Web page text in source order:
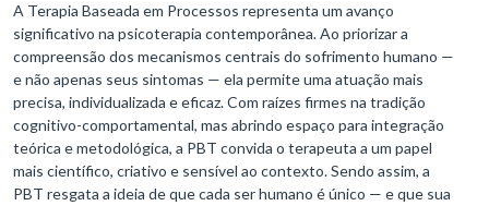
A Terapia Baseada em Processos representa um avanço
significativo na psicoterapia contemporânea. Ao priorizar a
compreensão dos mecanismos centrais do sofrimento humano —
e não apenas seus sintomas — ela permite uma atuação mais
precisa, individualizada e eficaz. Com raízes firmes na tradição
cognitivo-comportamental, mas abrindo espaço para integração
teórica e metodológica, a PBT convida o terapeuta a um papel
mais científico, criativo e sensível ao contexto. Sendo assim, a
PBT resgata a ideia de que cada ser humano é único — e que sua